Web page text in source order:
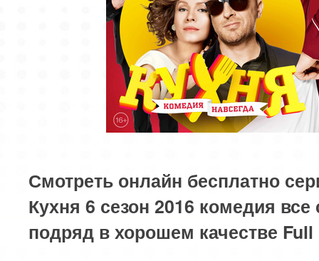
Смотреть онлайн бесплатно
Кухня 6 сезон 2016 комедия все
подряд в хорошем качестве Full